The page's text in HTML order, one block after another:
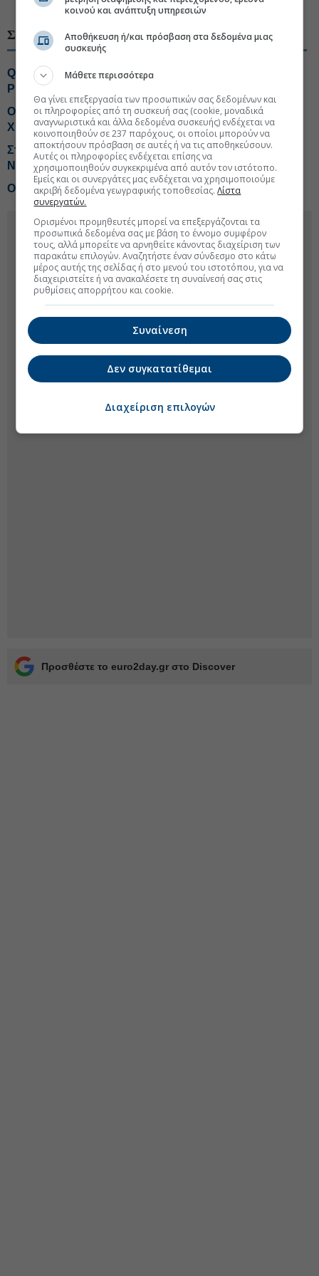
ΣΧΕΤΙΚΑ ΘΕΜΑΤΑ
Q&R: Περιθώριο ανόδου άνω του 50% βλέπει η
Piraeus Securities
Οι επόμενες κινήσεις της QnR μετά την εξαγορά της E-
XIM IT
Στρατηγική επένδυση του EFA Group στη Fractal
Networx της Κύπρου
Ο Όμιλος Qualco αποκτά το 50,1% της Multiverse
Προσθέστε το euro2day.gr στο Discover
κοινού και ανάπτυξη υπηρεσιών
Αποθήκευση ή/και πρόσβαση στα δεδομένα μιας
συσκευής
Μάθετε περισσότερα
Θα γίνει επεξεργασία των προσωπικών σας δεδομένων και
οι πληροφορίες από τη συσκευή σας (cookie, μοναδικά
αναγνωριστικά και άλλα δεδομένα συσκευής) ενδέχεται να
κοινοποιηθούν σε 237 παρόχους, οι οποίοι μπορούν να
αποκτήσουν πρόσβαση σε αυτές ή να τις αποθηκεύσουν.
Αυτές οι πληροφορίες ενδέχεται επίσης να
χρησιμοποιηθούν συγκεκριμένα από αυτόν τον ιστότοπο.
Εμείς και οι συνεργάτες μας ενδέχεται να χρησιμοποιούμε
ακριβή δεδομένα γεωγραφικής τοποθεσίας.Λίστα
συνεργατών.
Ορισμένοι προμηθευτές μπορεί να επεξεργάζονται τα
προσωπικά δεδομένα σας με βάση το έννομο συμφέρον
τους, αλλά μπορείτε να αρνηθείτε κάνοντας διαχείριση των
παρακάτω επιλογών. Αναζητήστε έναν σύνδεσμο στο κάτω
μέρος αυτής της σελίδας ή στο μενού του ιστοτόπου, για να
διαχειριστείτε ή να ανακαλέσετε τη συναίνεσή σας στις
ρυθμίσεις απορρήτου και cookie.
Συναίνεση
Δεν συγκατατίθεμαι
Διαχείριση επιλογών